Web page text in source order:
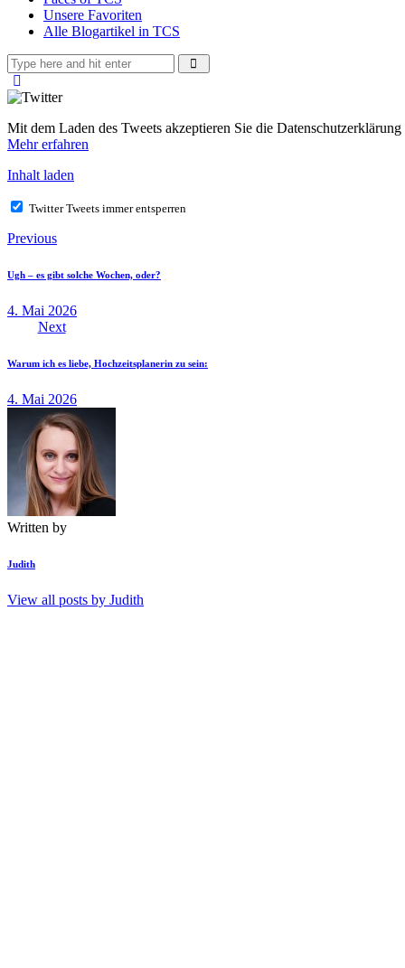
Unsere Favoriten
Alle Blogartikel in TCS
Mit dem Laden des Tweets akzeptieren Sie die
Mehr erfahren
Inhalt laden
Twitter Tweets immer entsperren
Beitragsnavigation
Previous
Ugh – es gibt solche Wochen, oder?
4. Mai 2026
Next
Warum ich es liebe, Hochzeitsplanerin zu sein:
4. Mai 2026
Written by
Judith
View all posts by Judith